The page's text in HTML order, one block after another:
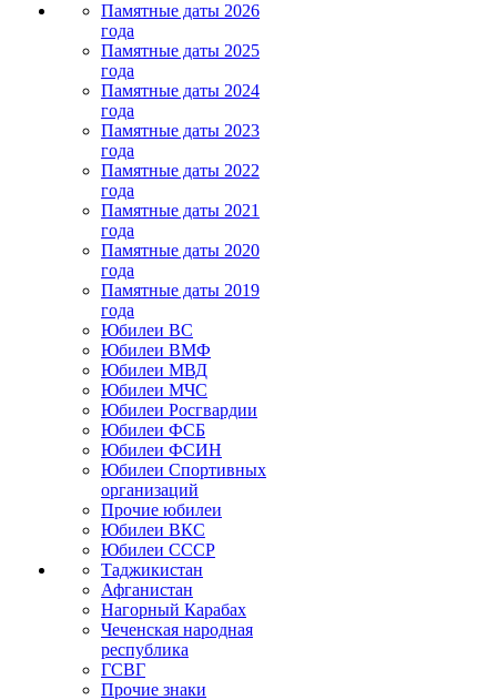
Памятные даты 2026
года
Памятные даты 2025
года
Памятные даты 2024
года
Памятные даты 2023
года
Памятные даты 2022
года
Памятные даты 2021
года
Памятные даты 2020
года
Памятные даты 2019
года
Юбилеи ВС
Юбилеи ВМФ
Юбилеи МВД
Юбилеи МЧС
Юбилеи Росгвардии
Юбилеи ФСБ
Юбилеи ФСИН
Юбилеи Спортивных
организаций
Прочие юбилеи
Юбилеи ВКС
Юбилеи СССР
Таджикистан
Афганистан
Нагорный Карабах
Чеченская народная
республика
ГСВГ
Прочие знаки